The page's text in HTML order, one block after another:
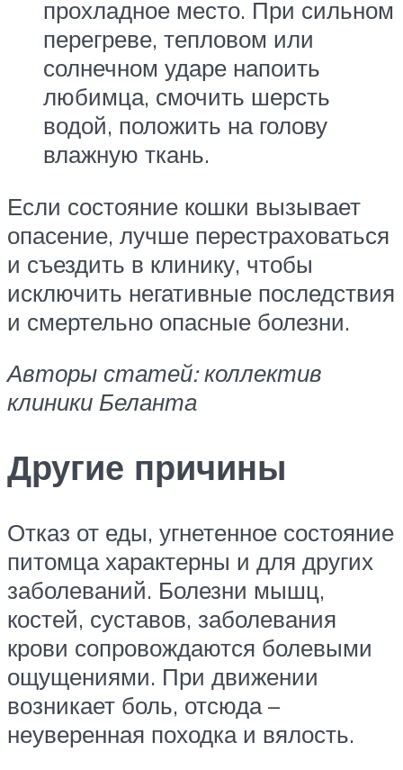
прохладное место. При сильном
перегреве, тепловом или
солнечном ударе напоить
любимца, смочить шерсть
водой, положить на голову
влажную ткань.
Если состояние кошки вызывает
опасение, лучше перестраховаться
и съездить в клинику, чтобы
исключить негативные последствия
и смертельно опасные болезни.
Авторы статей: коллектив
клиники Беланта
Другие причины
Отказ от еды, угнетенное состояние
питомца характерны и для других
заболеваний. Болезни мышц,
костей, суставов, заболевания
крови сопровождаются болевыми
ощущениями. При движении
возникает боль, отсюда –
неуверенная походка и вялость.